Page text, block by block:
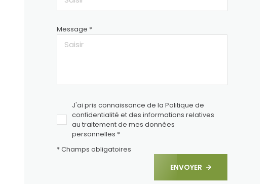
Message *
J'ai pris connaissance de la Politique de
confidentialité et des informations relatives
au traitement de mes données
personnelles *
* Champs obligatoires
ENVOYER